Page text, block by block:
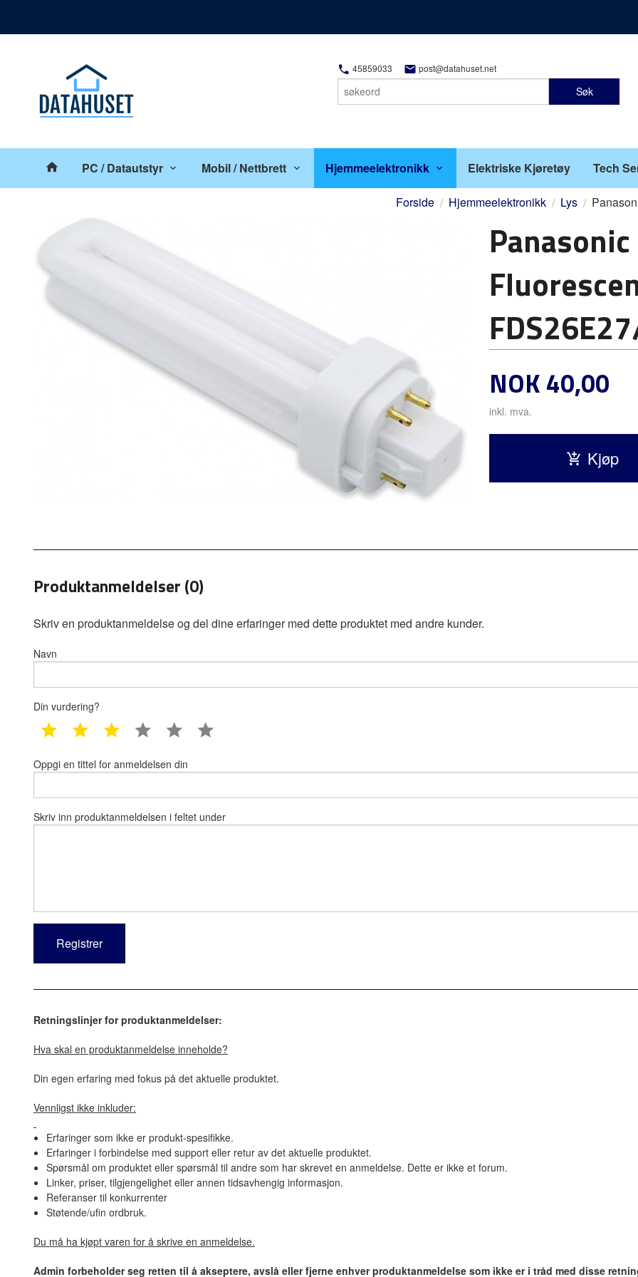
45859033 post@datahuset.net
Søk
Produkter
PC / Datautstyr Mobil / Nettbrett Hjemmeelektronikk Elektriske Kjøretøy Tech
Forside Hjemmeelektronikk Lys
Pris
NOK40,00
inkl. mva.
Kjøp
Produktanmeldelser (0)
Skriv en produktanmeldelse og del dine erfaringer med dette produktet med andre kunder.
Navn
Din vurdering?
1 star 2 star 3 star 4 star 5 star
Oppgi en tittel for anmeldelsen din
Skriv inn produktanmeldelsen i feltet under
Retningslinjer for produktanmeldelser:
Hva skal en produktanmeldelse inneholde?
Din egen erfaring med fokus på det aktuelle produktet.
Vennligst ikke inkluder:
Erfaringer som ikke er produkt-spesifikke.
Erfaringer i forbindelse med support eller retur av det aktuelle produktet.
Spørsmål om produktet eller spørsmål til andre som har skrevet en anmeldelse. Dette er ikke et forum.
Linker, priser, tilgjengelighet eller annen tidsavhengig informasjon.
Referanser til konkurrenter
Støtende/ufin ordbruk.
Du må ha kjøpt varen for å skrive en anmeldelse.
Admin forbeholder seg retten til å akseptere, avslå eller fjerne enhver produktanmeldelse som ikke er i tråd med disse